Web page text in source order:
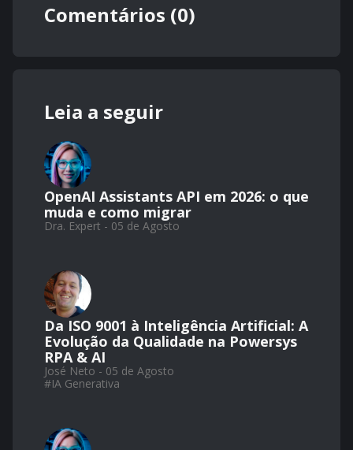
Comentários (0)
Leia a seguir
OpenAI Assistants API em 2026: o que
muda e como migrar
Dra. Expert - 05 de Agosto
Da ISO 9001 à Inteligência Artificial: A
Evolução da Qualidade na Powersys
RPA & AI
José Neto - 05 de Agosto
#IA Generativa